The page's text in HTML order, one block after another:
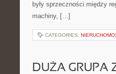
były sprzeczności między
machiny, […]
CATEGORIES:
DUŻA GRUPA